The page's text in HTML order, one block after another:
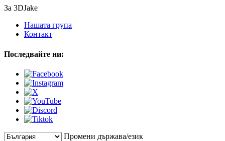
За 3DJake
Нашата група
Контакт
Последвайте ни:
Промени държава/език